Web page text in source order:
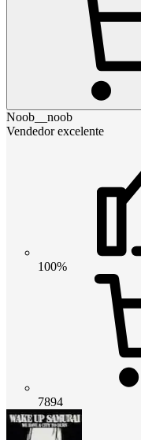
Noob__noob
Vendedor excelente
100%
7894